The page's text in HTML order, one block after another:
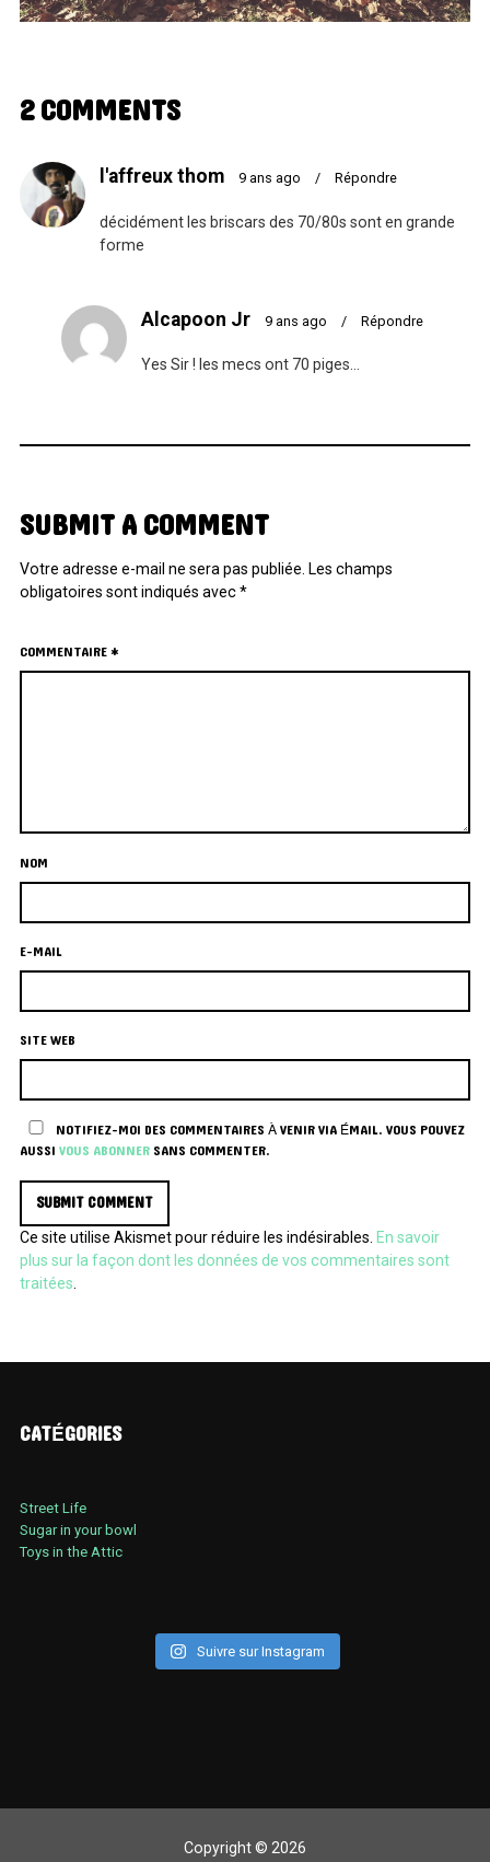
2 COMMENTS
l'affreux thom 9 ans ago / Répondre
décidément les briscars des 70/80s sont en grande
forme
Alcapoon Jr 9 ans ago / Répondre
Yes Sir ! les mecs ont 70 piges…
SUBMIT A COMMENT
Votre adresse e-mail ne sera pas publiée. Les champs
obligatoires sont indiqués avec*
COMMENTAIRE*
NOM
E-MAIL
SITE WEB
NOTIFIEZ-MOI DES COMMENTAIRES À VENIR VIA ÉMAIL. VOUS POUVEZ
AUSSIVOUS ABONNERSANS COMMENTER.
Ce site utilise Akismet pour réduire les indésirables. En savoir
plus sur la façon dont les données de vos commentaires sont
traitées
CATÉGORIES
Street Life
Sugar in your bowl
Toys in the Attic
Suivre sur Instagram
Copyright © 2026